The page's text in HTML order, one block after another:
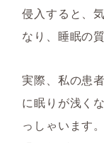
侵入すると、
なり、睡眠の
実際、私の患
に眠りが浅く
っしゃいます